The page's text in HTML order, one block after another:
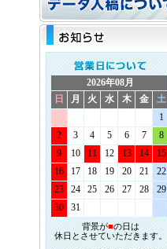
2026年08月
日
月 火 水 木 金
土
1
2
3 4 5 6 7
8
9
10 11 12 13 14
15
16
17 18 19 20 21
22
23
24 25 26 27 28
29
30
31
背景が■の日は
休日とさせていただきます。